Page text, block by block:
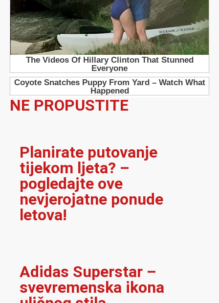
NE PROPUSTITE
Planirate putovanje
tijekom ljeta? –
pogledajte ove
nevjerojatne ponude
letova!
Adidas Superstar –
svevremenska ikona